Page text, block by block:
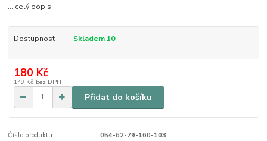
... celý popis
Dostupnost Skladem 10
180 Kč
149 Kč bez DPH
Přidat do košíku
Číslo produktu: 054-62-79-160-103